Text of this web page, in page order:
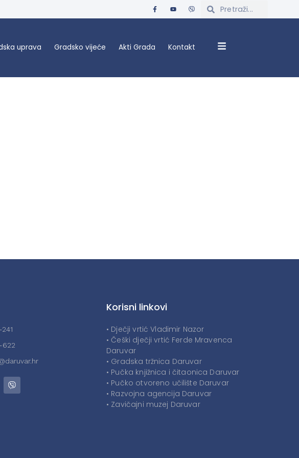
uprava Gradsko vijeće Akti Grada Kontakt
622
Korisni linkovi
• Dječji vrtić Vladimir Nazor
• Češki dječji vrtić Ferde Mravenca
Daruvar
• Gradska tržnica Daruvar
• Pučka knjižnica i čitaonica Daruvar
• Pučko otvoreno učilište Daruvar
• Razvojna agencija Daruvar
• Zavičajni muzej Daruvar